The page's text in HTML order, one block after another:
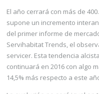
El año cerrará con más de
supone un incremento
del primer informe de
Servihabitat Trends, el
servicer. Esta tendencia
continuará en 2016 con algo
14,5% más respecto a este